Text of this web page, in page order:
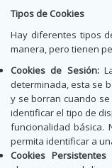
Tipos de Cookies
Hay diferentes tipos
manera, pero tienen
Cookies de Sesión:
determinada, esta se
y se borran cuando
identificar el tipo de
funcionalidad básica.
permita identificar a
Cookies